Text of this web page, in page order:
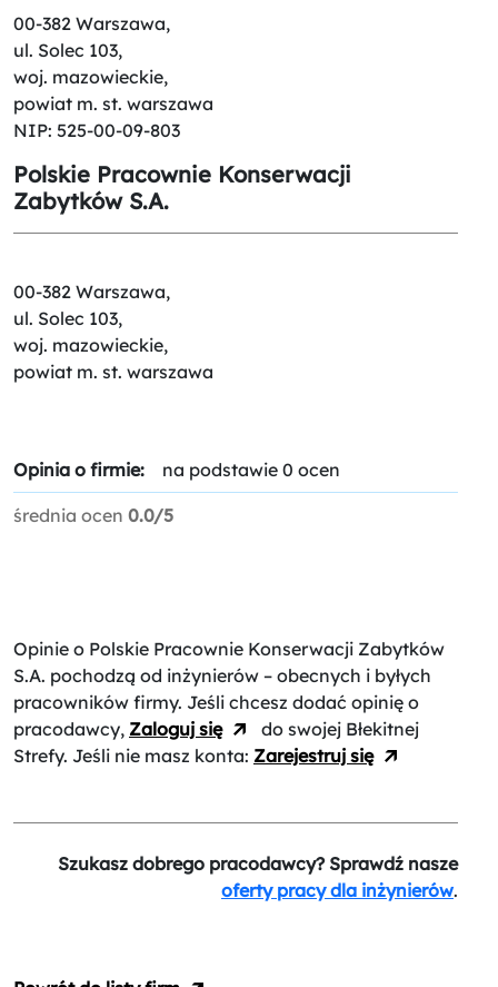
00-382 Warszawa,
ul. Solec 103,
woj. mazowieckie,
powiat m. st. warszawa
NIP: 525-00-09-803
Polskie Pracownie Konserwacji
Zabytków S.A.
00-382 Warszawa,
ul. Solec 103,
woj. mazowieckie,
powiat m. st. warszawa
Opinia o firmie: na podstawie 0 ocen
średnia ocen 0.0/5
Opinie o Polskie Pracownie Konserwacji Zabytków
S.A. pochodzą od inżynierów – obecnych i byłych
pracowników firmy. Jeśli chcesz dodać opinię o
pracodawcy, Zaloguj się
do swojej Błekitnej
Strefy. Jeśli nie masz konta: Zarejestruj się
Szukasz dobrego pracodawcy? Sprawdź nasze
oferty pracy dla inżynierów.